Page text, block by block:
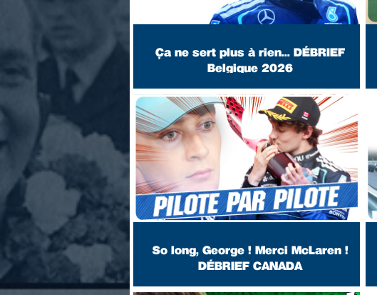
Ça ne sert plus à rien... DÉBRIEF
Belgique 2026
So long, George ! Merci McLaren !
DÉBRIEF CANADA